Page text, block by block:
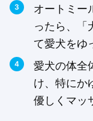
オートミー
ったら、「
て愛犬をゆ
愛犬の体全
け、特にか
優しくマッ